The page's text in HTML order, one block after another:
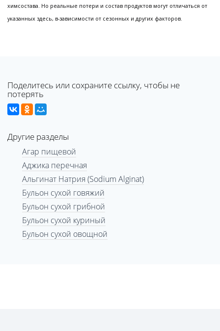
химсостава. Но реальные потери и состав продуктов могут отличаться от
указанных здесь, в-зависимости от сезонных и других факторов.
Поделитесь или сохраните ссылку, чтобы не
потерять
Другие разделы
Агар пищевой
Аджика перечная
Альгинат Натрия (Sodium Alginat)
Бульон сухой говяжий
Бульон сухой грибной
Бульон сухой куриный
Бульон сухой овощной